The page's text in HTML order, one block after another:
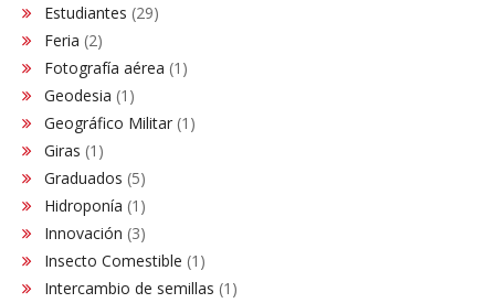
Estudiantes (29)
Feria (2)
Fotografía aérea (1)
Geodesia (1)
Geográfico Militar (1)
Giras (1)
Graduados (5)
Hidroponía (1)
Innovación (3)
Insecto Comestible (1)
Intercambio de semillas (1)